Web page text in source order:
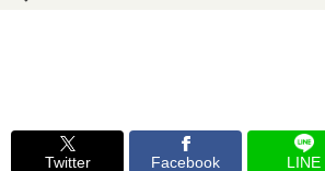
Twitter Facebook LINE